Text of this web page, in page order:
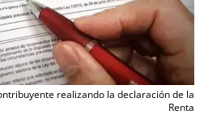
realizando la declaración de la
Renta